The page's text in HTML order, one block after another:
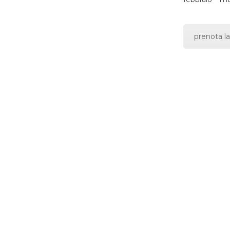
prenota